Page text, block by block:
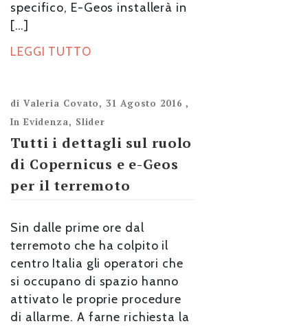
specifico, E-Geos installerà in
[…]
LEGGI TUTTO
di Valeria Covato, 31 Agosto 2016 ,
In Evidenza, Slider
Tutti i dettagli sul ruolo
di Copernicus e e-Geos
per il terremoto
Sin dalle prime ore dal
terremoto che ha colpito il
centro Italia gli operatori che
si occupano di spazio hanno
attivato le proprie procedure
di allarme. A farne richiesta la